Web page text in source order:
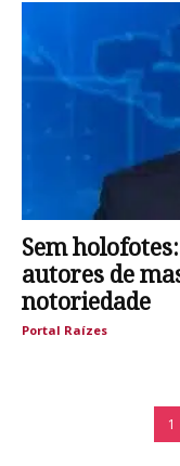
Sem
autores de
notoriedade
Portal Raízes
1